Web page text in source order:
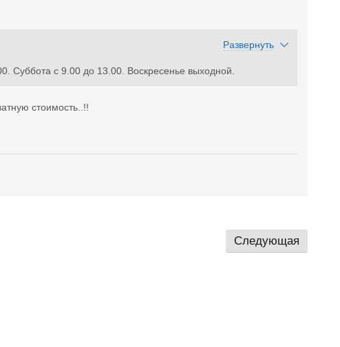
Развернуть
Суббота с 9.00 до 13.00. Воскресенье выходной.
стоимость..!!
Следующая